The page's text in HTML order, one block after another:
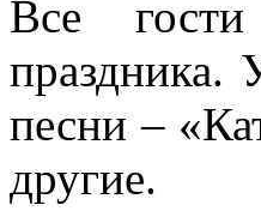
Все
праздника.
песни –
другие.